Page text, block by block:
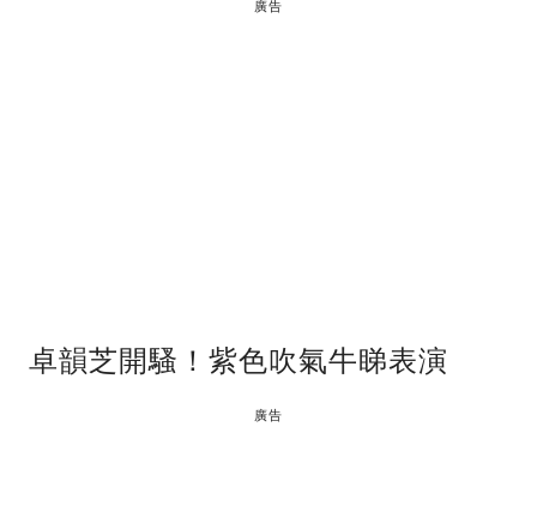
廣告
卓韻芝開騷！紫色吹氣牛睇表演
廣告